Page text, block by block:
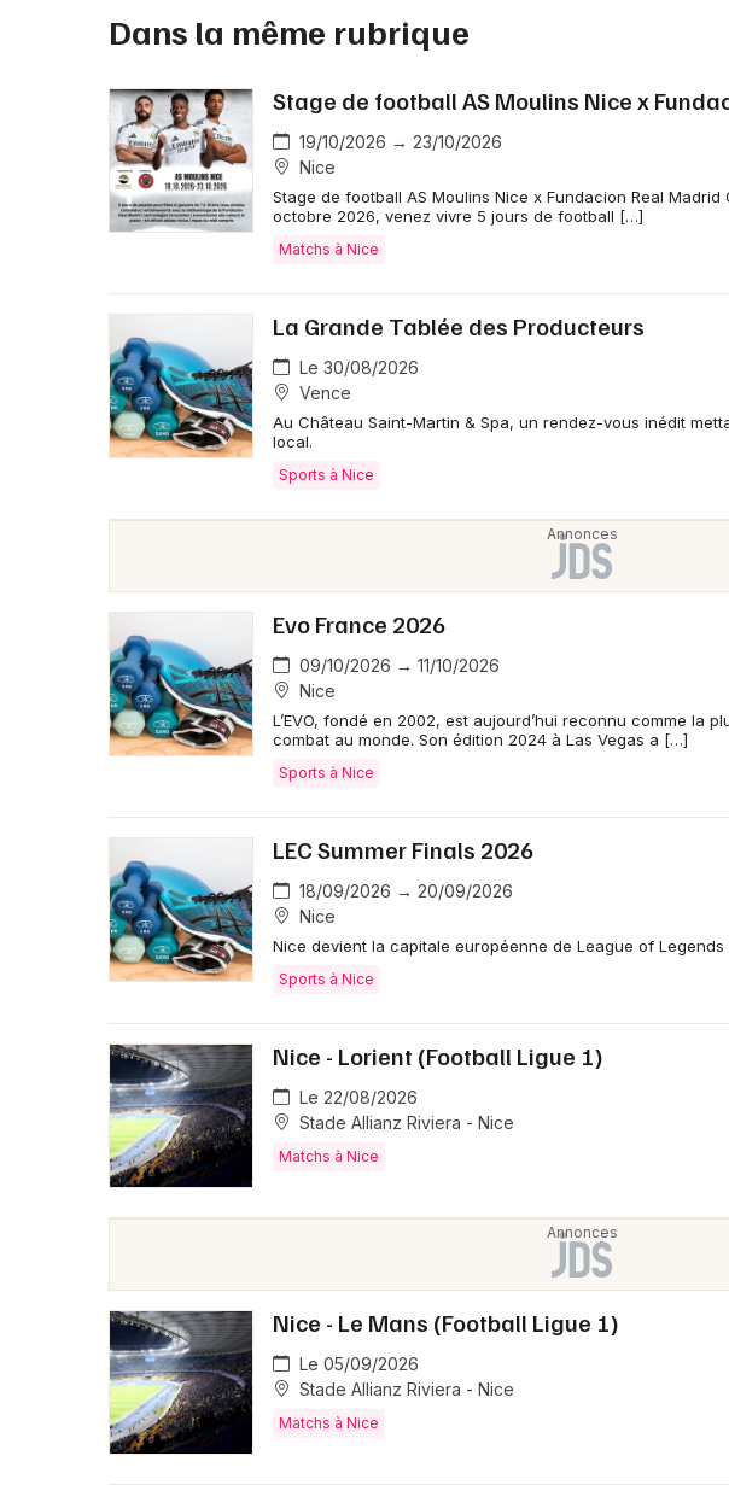
Dans la même rubrique
Stage de football AS Moulins Nice x
19/10/2026 → 23/10/2026
Nice
Stage de football AS Moulins Nice x Fundacion Real
octobre 2026, venez vivre 5 jours de football […]
Matchs à Nice
La Grande Tablée des Producteurs
Le 30/08/2026
Vence
Au Château Saint-Martin & Spa, un rendez-vous inédit
local.
Sports à Nice
Evo France 2026
09/10/2026 → 11/10/2026
Nice
L’EVO, fondé en 2002, est aujourd’hui reconnu comme la
combat au monde. Son édition 2024 à Las Vegas a […]
Sports à Nice
LEC Summer Finals 2026
18/09/2026 → 20/09/2026
Nice
Nice devient la capitale européenne de League of Legends
Sports à Nice
Nice - Lorient (Football Ligue 1)
Le 22/08/2026
Stade Allianz Riviera - Nice
Matchs à Nice
Nice - Le Mans (Football Ligue 1)
Le 05/09/2026
Stade Allianz Riviera - Nice
Matchs à Nice